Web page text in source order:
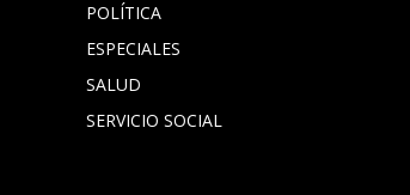
POLÍTICA
ESPECIALES
SALUD
SERVICIO SOCIAL